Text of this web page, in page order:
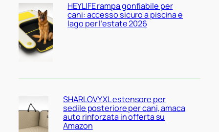
HEYLIFE rampa gonfiabile per
cani: accesso sicuro a piscina e
lago per l’estate 2026
SHARLOVY XL estensore per
sedile posteriore per cani, amaca
auto rinforzata in offerta su
Amazon